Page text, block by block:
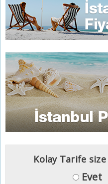
Kolay Tarife size
Evet